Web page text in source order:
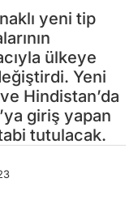
yeni tip
ülkeye
Yeni
Hindistan’da
giriş yapan
tutulacak.